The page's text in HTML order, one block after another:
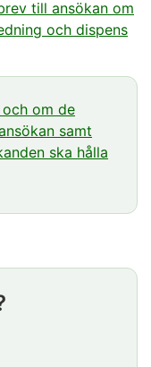
till ansökan om
och dispens
om de
samt
ska hålla